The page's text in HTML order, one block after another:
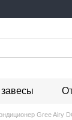
Gree Airy